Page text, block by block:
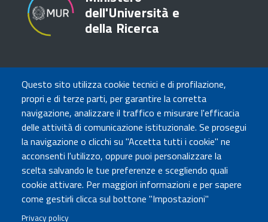
Questo sito utilizza cookie tecnici e di profilazione,
propri e di terze parti, per garantire la corretta
navigazione, analizzare il traffico e misurare l'efficacia
delle attività di comunicazione istituzionale. Se prosegui
la navigazione o clicchi su "Accetta tutti i cookie" ne
acconsenti l'utilizzo, oppure puoi personalizzare la
scelta salvando le tue preferenze e scegliendo quali
cookie attivare. Per maggiori informazioni e per sapere
come gestirli clicca sul bottone "Impostazioni"
Privacy policy
dell'Università e
della Ricerca
TRASPARENZA
Amministrazione Trasparente
Atti di notifica
Albo online
Concorsi
COMUNICA CON NOI
Urp
Posta elettronica certificata
Sedi e contatti